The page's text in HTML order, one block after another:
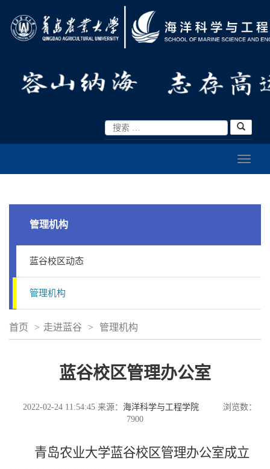
管理机构
蓝谷校区动态
管理机构
首页 > 走进蓝谷 > 管理机构
蓝谷校区管理办公室
2022-02-24 11:54:45 来源： 海洋科学与工程学院
浏览数：
7900
青岛农业大学蓝谷校区管理办公室成立